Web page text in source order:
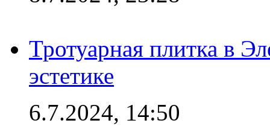
Тротуарная плитка в
эстетике
6.7.2024, 14:50